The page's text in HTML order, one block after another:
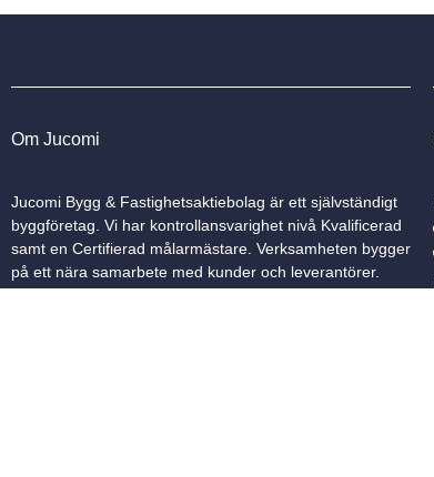
Om Jucomi
Jucomi Bygg & Fastighetsaktiebolag är ett självständigt
byggföretag. Vi har kontrollansvarighet nivå Kvalificerad
samt en Certifierad målarmästare. Verksamheten bygger
på ett nära samarbete med kunder och leverantörer.